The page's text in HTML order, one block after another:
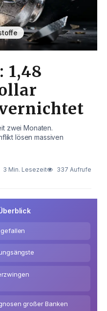
1,48
zwei Monaten.
lösen massiven
3 Min. Lesezeit 337 Aufrufe
großer Banken